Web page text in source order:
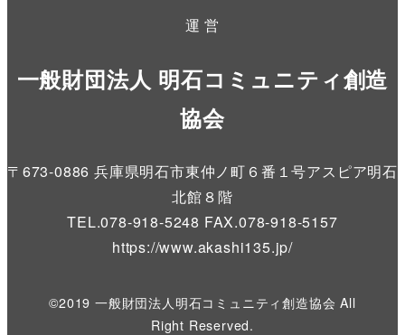
運 営
一般財団法人 明石コミュニティ創造
協会
〒673-0886 兵庫県明石市東仲ノ町６番１号アスピア明石
北館８階
TEL.078-918-5248 FAX.078-918-5157
https://www.akashi135.jp/
©2019 一般財団法人明石コミュニティ創造協会 All
Right Reserved.